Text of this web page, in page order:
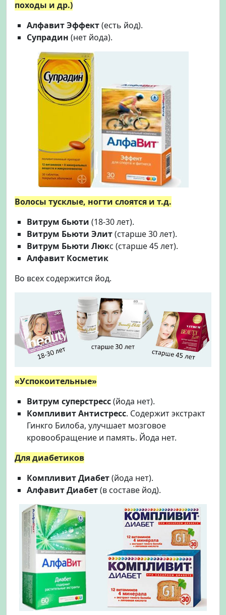
походы и др.)
Алфавит Эффект(есть йод).
Супрадин (нет йода).
Волосы тусклые, ногти слоятся и т.д.
Витрум бьюти (18-30 лет).
Витрум Бьюти Элит(старше 30 лет).
Витрум Бьюти Люкс (старше 45 лет).
Алфавит Косметик
Во всех содержится йод.
«Успокоительные»
Витрум суперстресс(йода нет).
Компливит Антистресс. Содержит экстракт
Гинкго Билоба, улучшает мозговое
кровообращение и память. Йода нет.
Для диабетиков
Компливит Диабет(йода нет).
Алфавит Диабет(в составе йод).